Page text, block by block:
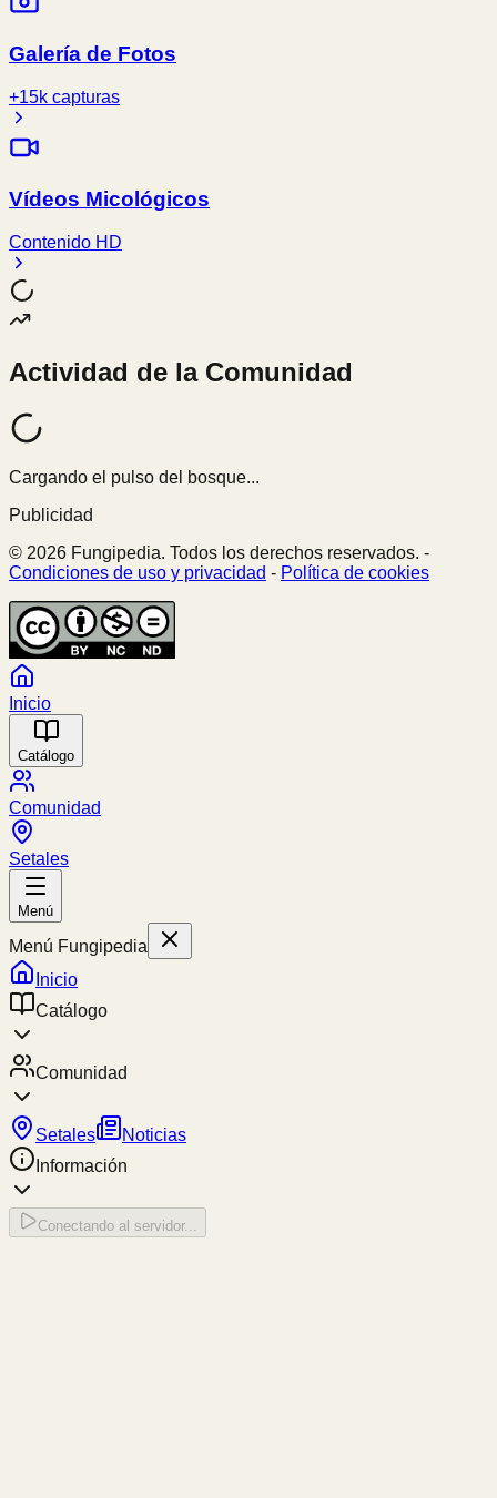
Galería de Fotos
+15k capturas
Vídeos Micológicos
Contenido HD
Actividad de la Comunidad
Cargando el pulso del bosque...
Publicidad
© 2026 Fungipedia. Todos los derechos reservados. -
Condiciones de uso y privacidad - Política de cookies
Inicio
Catálogo
Comunidad
Setales
Menú
Menú Fungipedia
Inicio
Catálogo
Comunidad
Setales
Noticias
Información
Conectando al servidor...